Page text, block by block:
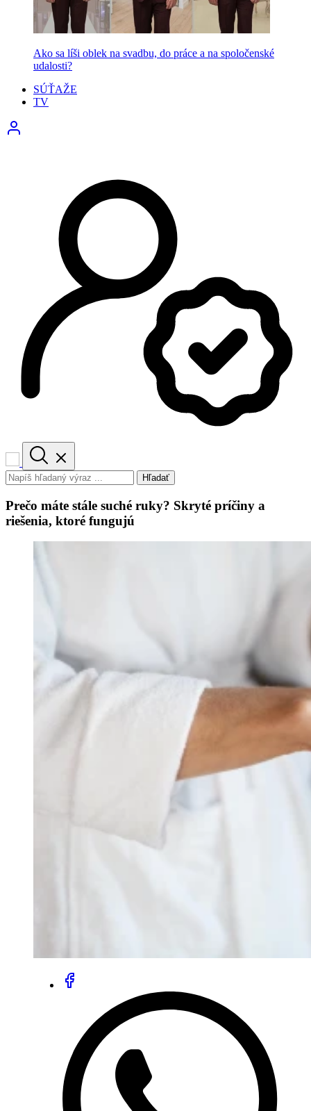
Ako sa líši oblek na svadbu, do práce a na spoločenské
udalosti?
SÚŤAŽE
TV
Hľadať
Prečo máte stále suché ruky? Skryté príčiny a
riešenia, ktoré fungujú